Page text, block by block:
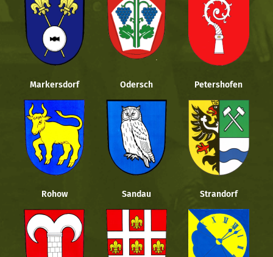
Markersdorf Odersch Petershofen
Rohow Sandau Strandorf